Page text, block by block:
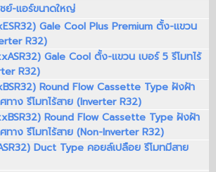
ย์-แอร์ขนาดใหญ่
Gale Cool Plus Premium ตั้ง-แขวน
R32)
Gale Cool ตั้ง-แขวน เบอร์ 5 รีโมทไร้
R32)
Round Flow Cassette Type ฝังฝ้า
ทาง รีโมทไร้สาย (Inverter R32)
Round Flow Cassette Type ฝังฝ้า
ทาง รีโมทไร้สาย (Non-Inverter R32)
Duct Type คอยล์เปลือย รีโมทมีสาย